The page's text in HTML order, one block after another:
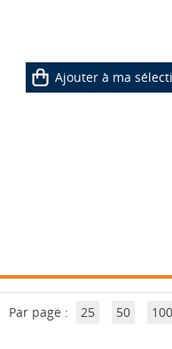
Ajouter à ma
Par page : 25 50 100